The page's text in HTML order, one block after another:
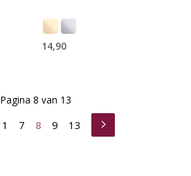
14,90
1 7 8 9 13
Pagina 8 van 13